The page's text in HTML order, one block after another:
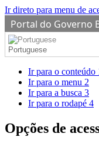
Ir direto para menu de
Portal do Governo
Portuguese
Ir para o conteúdo
Ir para o menu 2
Ir para a busca 3
Ir para o rodapé 4
Opções de